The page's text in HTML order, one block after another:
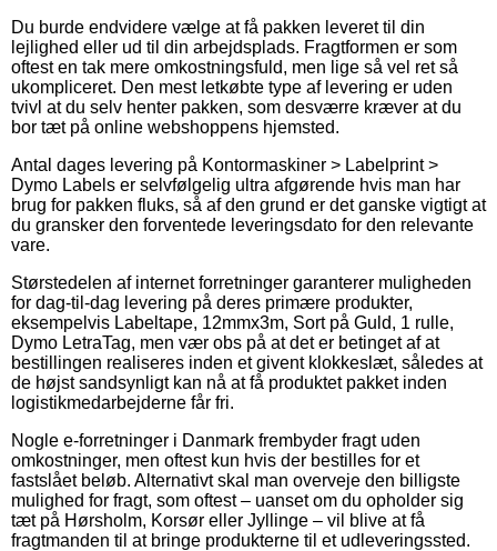
Du burde endvidere vælge at få pakken leveret til din
lejlighed eller ud til din arbejdsplads. Fragtformen er som
oftest en tak mere omkostningsfuld, men lige så vel ret så
ukompliceret. Den mest letkøbte type af levering er uden
tvivl at du selv henter pakken, som desværre kræver at du
bor tæt på online webshoppens hjemsted.
Antal dages levering på Kontormaskiner > Labelprint >
Dymo Labels er selvfølgelig ultra afgørende hvis man har
brug for pakken fluks, så af den grund er det ganske vigtigt at
du gransker den forventede leveringsdato for den relevante
vare.
Størstedelen af internet forretninger garanterer muligheden
for dag-til-dag levering på deres primære produkter,
eksempelvis Labeltape, 12mmx3m, Sort på Guld, 1 rulle,
Dymo LetraTag, men vær obs på at det er betinget af at
bestillingen realiseres inden et givent klokkeslæt, således at
de højst sandsynligt kan nå at få produktet pakket inden
logistikmedarbejderne får fri.
Nogle e-forretninger i Danmark frembyder fragt uden
omkostninger, men oftest kun hvis der bestilles for et
fastslået beløb. Alternativt skal man overveje den billigste
mulighed for fragt, som oftest – uanset om du opholder sig
tæt på Hørsholm, Korsør eller Jyllinge – vil blive at få
fragtmanden til at bringe produkterne til et udleveringssted.